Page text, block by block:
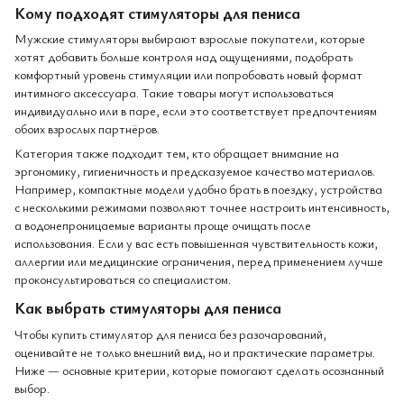
Кому подходят стимуляторы для пениса
Мужские стимуляторы выбирают взрослые покупатели, которые
хотят добавить больше контроля над ощущениями, подобрать
комфортный уровень стимуляции или попробовать новый формат
интимного аксессуара. Такие товары могут использоваться
индивидуально или в паре, если это соответствует предпочтениям
обоих взрослых партнёров.
Категория также подходит тем, кто обращает внимание на
эргономику, гигиеничность и предсказуемое качество материалов.
Например, компактные модели удобно брать в поездку, устройства
с несколькими режимами позволяют точнее настроить интенсивность,
а водонепроницаемые варианты проще очищать после
использования. Если у вас есть повышенная чувствительность кожи,
аллергии или медицинские ограничения, перед применением лучше
проконсультироваться со специалистом.
Как выбрать стимуляторы для пениса
Чтобы купить стимулятор для пениса без разочарований,
оценивайте не только внешний вид, но и практические параметры.
Ниже — основные критерии, которые помогают сделать осознанный
выбор.